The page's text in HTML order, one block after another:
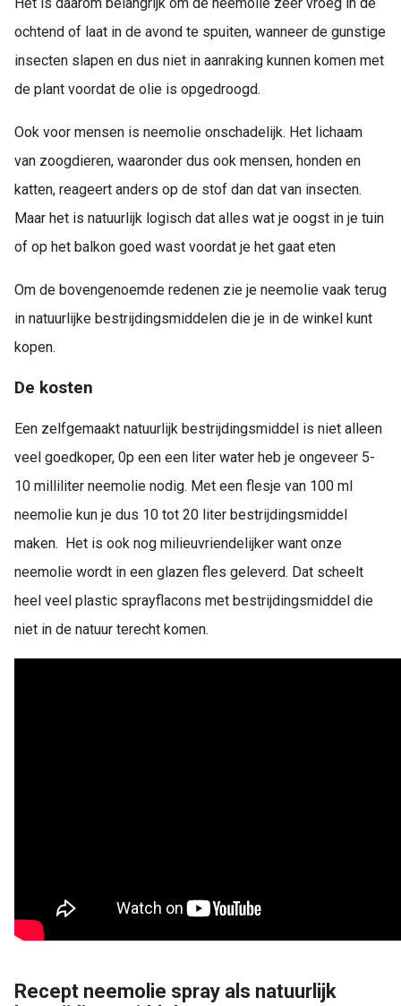
ochtend of laat in de avond te spuiten, wanneer de gunstige
insecten slapen en dus niet in aanraking kunnen komen met
de plant voordat de olie is opgedroogd.
Ook voor mensen is neemolie onschadelijk. Het lichaam
van zoogdieren, waaronder dus ook mensen, honden en
katten, reageert anders op de stof dan dat van insecten.
Maar het is natuurlijk logisch dat alles wat je oogst in je tuin
of op het balkon goed wast voordat je het gaat eten
Om de bovengenoemde redenen zie je neemolie vaak terug
in natuurlijke bestrijdingsmiddelen die je in de winkel kunt
kopen.
De kosten
Een zelfgemaakt natuurlijk bestrijdingsmiddel is niet alleen
veel goedkoper, 0p een een liter water heb je ongeveer 5-
10 milliliter neemolie nodig. Met een flesje van 100 ml
neemolie kun je dus 10 tot 20 liter bestrijdingsmiddel
maken. Het is ook nog milieuvriendelijker want onze
neemolie wordt in een glazen fles geleverd. Dat scheelt
heel veel plastic sprayflacons met bestrijdingsmiddel die
niet in de natuur terecht komen.
Recept neemolie spray als natuurlijk